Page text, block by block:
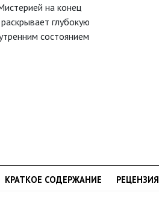
на конец
глубокую
состоянием
КРАТКОЕ СОДЕРЖАНИЕ РЕЦЕНЗИЯ